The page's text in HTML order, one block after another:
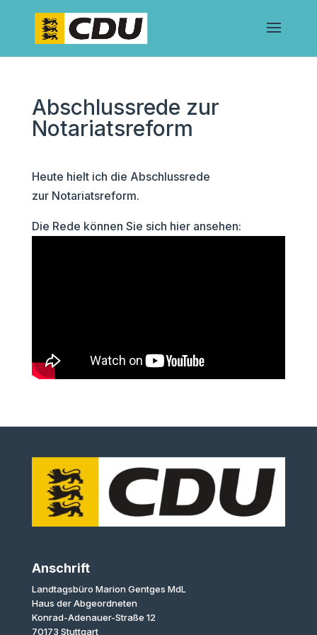
Abschlussrede zur
Notariatsreform
Heute hielt ich die Abschlussrede
zur Notariatsreform.
Die Rede können Sie sich hier ansehen:
Anschrift
Landtagsbüro Marion Gentges MdL
Haus der Abgeordneten
Konrad-Adenauer-Straße 12
70173 Stuttgart